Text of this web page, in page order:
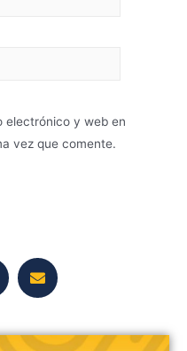
electrónico y web en
vez que comente.